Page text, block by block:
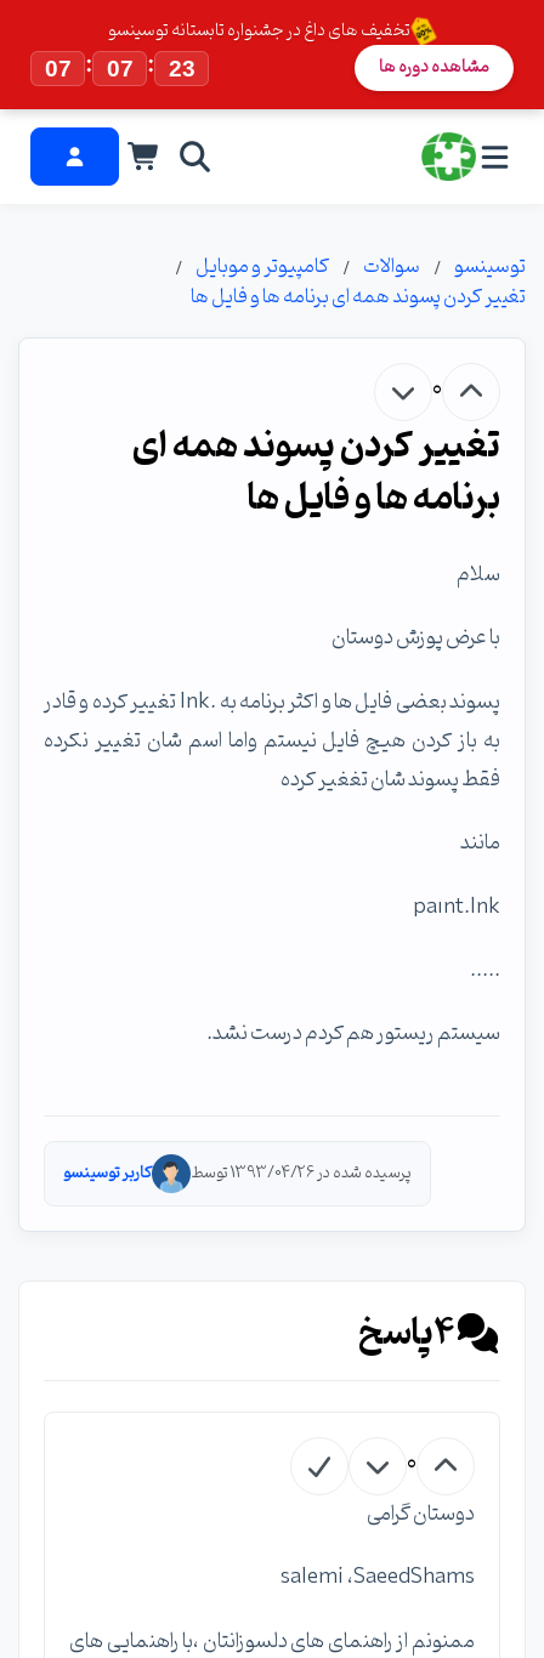
تخفیف های داغ در جشنواره تابستانه توسینسو
07
: 07 : 23 مشاهده دوره ها
توسینسو سوالات
کامپیوتر و موبایل
تغییر کردن پسوند همه ای برنامه ها و فایل ها
0
تغییر کردن پسوند همه ای
برنامه ها و فایل ها
سلام
با عرض پوزش دوستان
پسوند بعضی فایل ها و اکثر برنامه به .lnk تغییر کرده و قادر
به باز کردن هیچ فایل نیستم واما اسم شان تغییر نکرده
فقط پسوند شان تغغیر کرده
مانند
paınt.lnk
.....
سیستم ریستور هم کردم درست نشد.
پرسیده شده در 1393/04/26 توسط کاربر توسینسو
4پاسخ
0
دوستان گرامی
salemi ،SaeedShams
ممنونم از راهنمای های دلسوزانتان ،با راهنمایی های